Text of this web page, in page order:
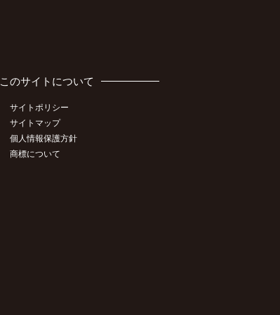
このサイトについて
サイトポリシー
サイトマップ
個人情報保護方針
商標について